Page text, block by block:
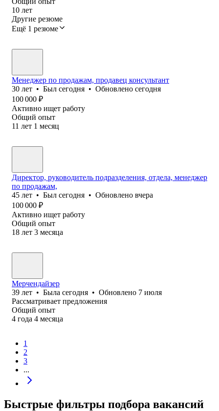
10 лет
Другие резюме
Ещё 1 резюме
Менеджер по продажам, продавец консультант
30 лет • Был сегодня • Обновлено сегодня
100 000 ₽
Активно ищет работу
Общий опыт
11 лет 1 месяц
Директор, руководитель подразделения, отдела, менеджер
по продажам,
45 лет • Был сегодня • Обновлено вчера
100 000 ₽
Активно ищет работу
Общий опыт
18 лет 3 месяца
Мерчендайзер
39 лет • Была сегодня • Обновлено 7 июля
Рассматривает предложения
Общий опыт
4 года 4 месяца
1
2
3
...
Быстрые фильтры подбора вакансий